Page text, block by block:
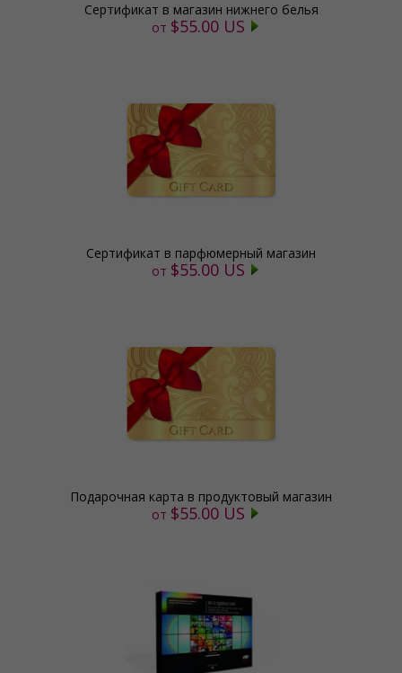
Сертификат в магазин нижнего белья
от $55.00 US
Сертификат в парфюмерный магазин
от $55.00 US
Подарочная карта в продуктовый магазин
от $55.00 US